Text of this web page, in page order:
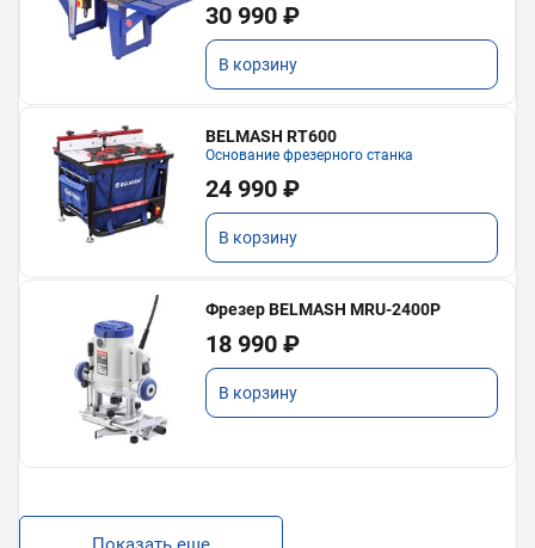
30 990 ₽
В корзину
BELMASH RT600
Основание фрезерного станка
24 990 ₽
В корзину
Фрезер BELMASH MRU-2400P
18 990 ₽
В корзину